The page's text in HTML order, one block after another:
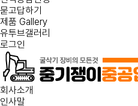
묻고답하기
제품 Gallery
유투브갤러리
로그인
회사소개
인사말